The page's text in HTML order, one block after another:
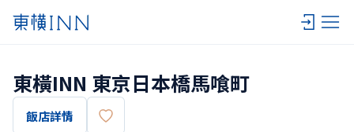
東橫INN 東京日本橋馬喰町
飯店詳情